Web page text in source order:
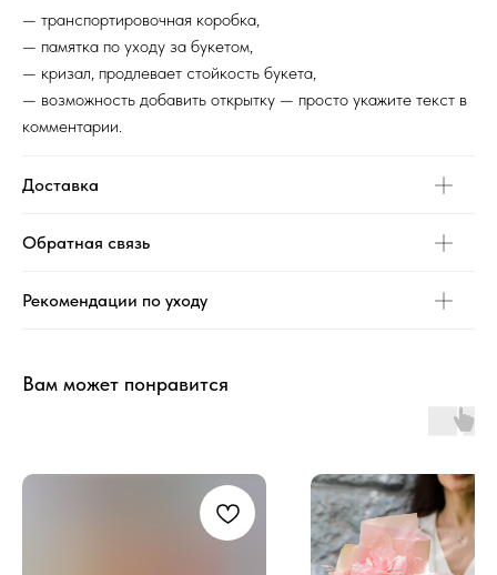
— транспортировочная коробка,
— памятка по уходу за букетом,
— кризал, продлевает стойкость букета,
— возможность добавить открытку — просто укажите текст в
комментарии.
Доставка
Обратная связь
Рекомендации по уходу
Вам может понравится